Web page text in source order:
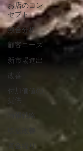
お店のコン
セプト
競合分析
顧客ニーズ
新市場進出
改善
付加価値の
情報戦略
資金繰り